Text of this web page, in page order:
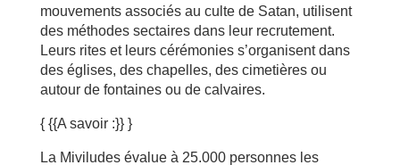
mouvements associés au culte de Satan, utilisent
des méthodes sectaires dans leur recrutement.
Leurs rites et leurs cérémonies s’organisent dans
des églises, des chapelles, des cimetières ou
autour de fontaines ou de calvaires.
{ {{A savoir :}} }
La Miviludes évalue à 25.000 personnes les